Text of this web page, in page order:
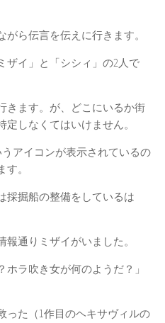
がら伝言を伝えに行きます。
ザイ」と「シシィ」の2人で
きます。が、どこにいるか街
しなくてはいけません。
アイコンが表示されているの
。
採掘船の整備をしているは
通りミザイがいました。
ラ吹き女が何のようだ？」
った（1作目のヘキサヴィルの